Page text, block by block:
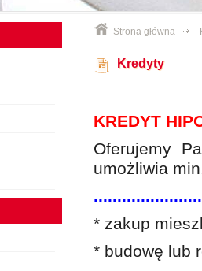
Strona główna
Kredyty
KREDYT
Oferujemy
umożliwia
* zakup
* budowę lub